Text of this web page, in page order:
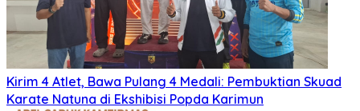
Kirim 4 Atlet, Bawa Pulang 4 Medali: Pembuktian Skuad
Karate Natuna di Ekshibisi Popda Karimun